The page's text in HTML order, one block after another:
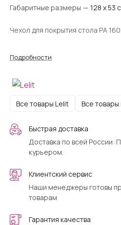
Габаритные размеры — 128 х 53
Чехол для покрытия стола РА
Подробности
Все товары Lelit Все товары
Быстрая доставка
Доставка по всей России:
курьером.
Клиентский сервис
Наши менеджеры готовы
товарам
Гарантия качества